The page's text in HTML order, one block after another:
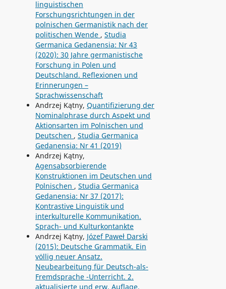
linguistischen
Forschungsrichtungen in der
polnischen Germanistik nach der
politischen Wende , Studia
Germanica Gedanensia: Nr 43
(2020): 30 Jahre germanistische
Forschung in Polen und
Deutschland. Reflexionen und
Erinnerungen –
Sprachwissenschaft
Andrzej Kątny, Quantifizierung der
Nominalphrase durch Aspekt und
Aktionsarten im Polnischen und
Deutschen , Studia Germanica
Gedanensia: Nr 41 (2019)
Andrzej Kątny,
Agensabsorbierende
Konstruktionen im Deutschen und
Polnischen , Studia Germanica
Gedanensia: Nr 37 (2017):
Kontrastive Linguistik und
interkulturelle Kommunikation.
Sprach- und Kulturkontankte
Andrzej Kątny, Józef Paweł Darski
(2015): Deutsche Grammatik. Ein
völlig neuer Ansatz.
Neubearbeitung für Deutsch-als-
Fremdsprache -Unterricht. 2.
aktualisierte und erw. Auflage.